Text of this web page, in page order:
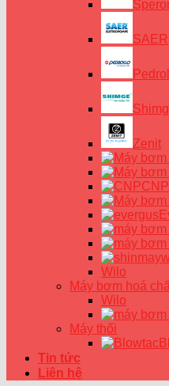
SAER
Zenit
CNP
Wilo
Máy bơm hoá
Wilo
Máy thổi
Tin tức
Liên hệ